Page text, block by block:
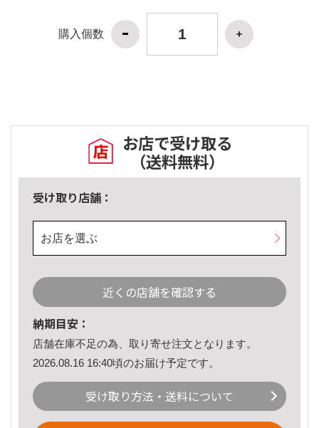
購入個数
お店で受け取る
（送料無料）
受け取り店舗：
お店を選ぶ
近くの店舗を確認する
納期目安：
店舗在庫不足の為、取り寄せ注文となります。
2026.08.16 16:40頃のお届け予定です。
受け取り方法・送料について